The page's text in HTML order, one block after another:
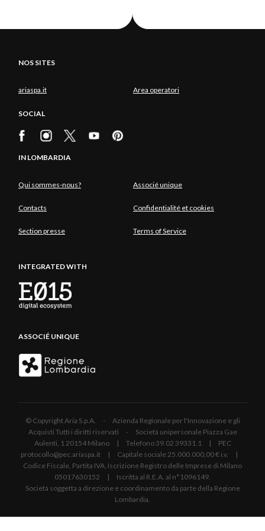
NOS SITES
ariaspa.it Area operatori
SOCIAL
IN LOMBARDIA
Qui sommes-nous? Associé unique
Contacts Confidentialité et cookies
Section presse Terms of Service
INTEGRATED WITH
ASSOCIÉ UNIQUE
© Copyright Aria S.p.A. - Azienda Regionale per l'Innovazione e gli
Acquisti Tutti i diritti riservati - Società unipersonale Piazza Gae
Aulenti, 1 20154 Milano | Telefono 39.02 39331.1 | PEC
protocollo@pec.ariaspa.it | Capitale sociale 25.000.000,00 € i.v. |
Codice Fiscale, Partita IVA, Iscrizione Registro delle Imprese di Milano
05017630152 | Iscritta al R.E.A. al n°1096149.
Società soggetta a direzione e coordinamento da parte della Regione
Lombardia.